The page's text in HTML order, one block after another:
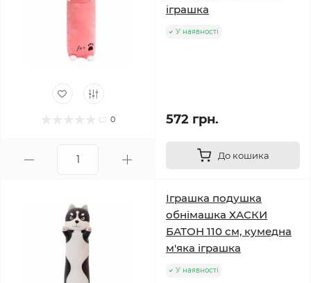
0
іграшка
У наявності
572 грн.
До кошика
Іграшка подушка
обнімашка ХАСКИ
БАТОН 110 см, кумедна
м'яка іграшка
У наявності